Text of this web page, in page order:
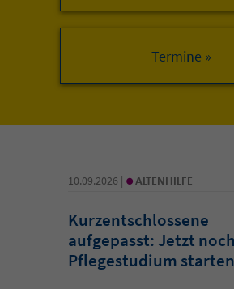
10.09.2026 | • ALTENHILFE
Kurzentschlossene
aufgepasst: Jetzt
Pflegestudium